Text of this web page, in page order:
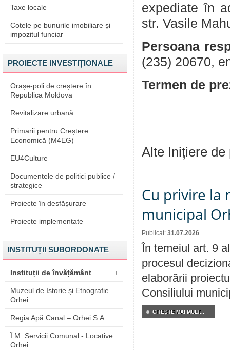
Taxe locale
Cotele pe bunurile imobiliare și
impozitul funciar
PROIECTE INVESTIȚIONALE
Orașe-poli de creștere în
Republica Moldova
Revitalizare urbană
Primarii pentru Creștere
Economică (M4EG)
EU4Culture
Documentele de politici publice /
strategice
Proiecte în desfășurare
Proiecte implementate
INSTITUȚII SUBORDONATE
Instituții de învățământ +
Muzeul de Istorie şi Etnografie
Orhei
Regia Apă Canal – Orhei S.A.
Î.M. Servicii Comunal - Locative
Orhei
expediate în
str. Vasile
Persoana
(235) 20670,
Termen de
Alte Inițiere de
Cu privire la
municipal
Publicat: 31.07.2026
În temeiul art. 9
procesul
elaborării
Consiliului
CITEŞTE MAI MULT...